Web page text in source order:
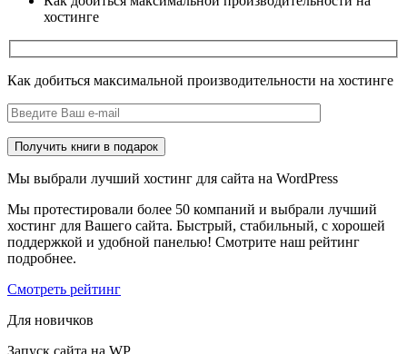
хостинге
Как добиться максимальной производительности на хостинге
Мы выбрали лучший хостинг для сайта на WordPress
Мы протестировали более 50 компаний и выбрали лучший
хостинг для Вашего сайта. Быстрый, стабильный, с хорошей
поддержкой и удобной панелью! Смотрите наш рейтинг
подробнее.
Смотреть рейтинг
Для новичков
Запуск сайта на WP